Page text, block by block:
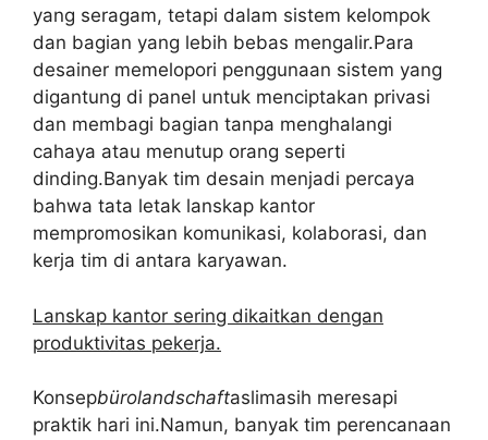
yang seragam, tetapi dalam sistem kelompok
dan bagian yang lebih bebas mengalir.Para
desainer memelopori penggunaan sistem yang
digantung di panel untuk menciptakan privasi
dan membagi bagian tanpa menghalangi
cahaya atau menutup orang seperti
dinding.Banyak tim desain menjadi percaya
bahwa tata letak lanskap kantor
mempromosikan komunikasi, kolaborasi, dan
kerja tim di antara karyawan.
Lanskap kantor sering dikaitkan dengan
produktivitas pekerja.
Konsepbürolandschaftaslimasih meresapi
praktik hari ini.Namun, banyak tim perencanaan